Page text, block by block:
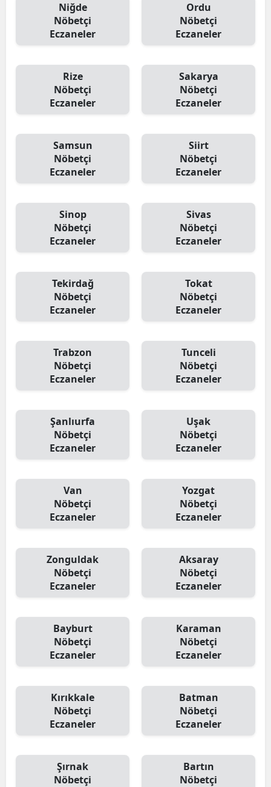
Niğde
Nöbetçi
Eczaneler
Ordu
Nöbetçi
Eczaneler
Rize
Nöbetçi
Eczaneler
Sakarya
Nöbetçi
Eczaneler
Samsun
Nöbetçi
Eczaneler
Siirt
Nöbetçi
Eczaneler
Sinop
Nöbetçi
Eczaneler
Sivas
Nöbetçi
Eczaneler
Tekirdağ
Nöbetçi
Eczaneler
Tokat
Nöbetçi
Eczaneler
Trabzon
Nöbetçi
Eczaneler
Tunceli
Nöbetçi
Eczaneler
Şanlıurfa
Nöbetçi
Eczaneler
Uşak
Nöbetçi
Eczaneler
Van
Nöbetçi
Eczaneler
Yozgat
Nöbetçi
Eczaneler
Zonguldak
Nöbetçi
Eczaneler
Aksaray
Nöbetçi
Eczaneler
Bayburt
Nöbetçi
Eczaneler
Karaman
Nöbetçi
Eczaneler
Kırıkkale
Nöbetçi
Eczaneler
Batman
Nöbetçi
Eczaneler
Şırnak
Nöbetçi
Bartın
Nöbetçi